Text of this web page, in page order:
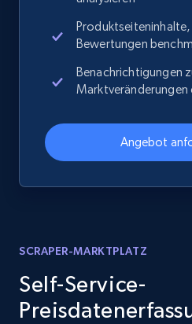
Bewertungen
Benachrichtigungen
Marktveränderungen
Angebot
SCRAPER-MARKTPLATZ
Self-Service-